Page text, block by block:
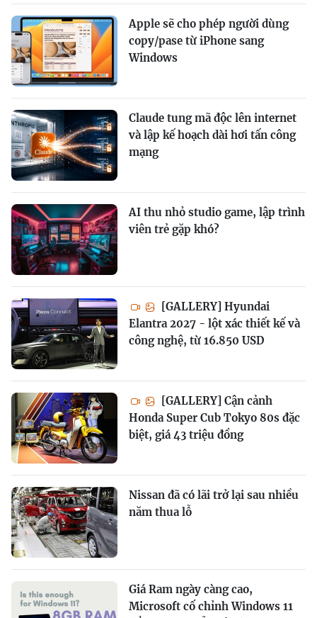
Apple sẽ cho phép người dùng
copy/pase từ iPhone sang
Windows
Claude tung mã độc lên internet
và lập kế hoạch dài hơi tấn công
mạng
AI thu nhỏ studio game, lập trình
viên trẻ gặp khó?
[GALLERY] Hyundai
Elantra 2027 - lột xác thiết kế và
công nghệ, từ 16.850 USD
[GALLERY] Cận cảnh
Honda Super Cub Tokyo 80s đặc
biệt, giá 43 triệu đồng
Nissan đã có lãi trở lại sau nhiều
năm thua lỗ
Giá Ram ngày càng cao,
Microsoft cố chỉnh Windows 11